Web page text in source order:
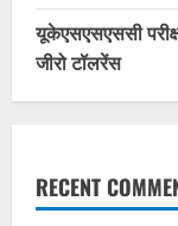
यूकेएसएसएससी
जीरो टॉलरेंस
RECENT